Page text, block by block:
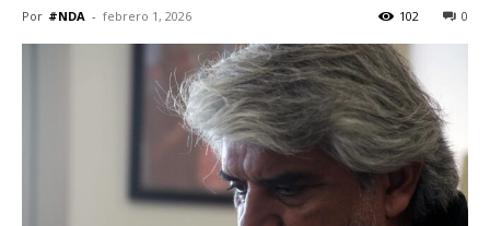
Por #NDA - febrero 1, 2026 0
102